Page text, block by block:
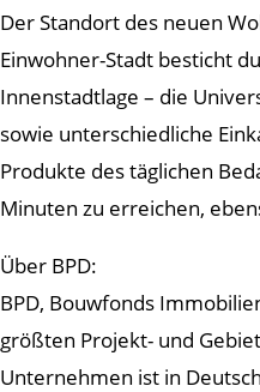
Der Standort des neuen
Einwohner-Stadt besticht
Innenstadtlage – die
sowie unterschiedliche
Produkte des täglichen
Minuten zu erreichen,
Über BPD:
BPD, Bouwfonds
größten Projekt- und
Unternehmen ist in